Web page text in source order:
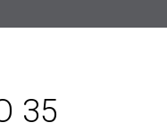
35